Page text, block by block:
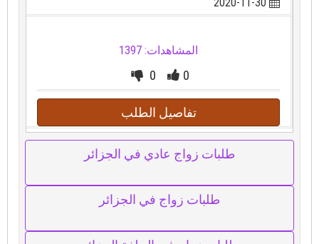
المشاهدات: 1397
0
0
تفاصيل الطلب
طلبات زواج عادي في الجزائر
طلبات زواج في الجزائر